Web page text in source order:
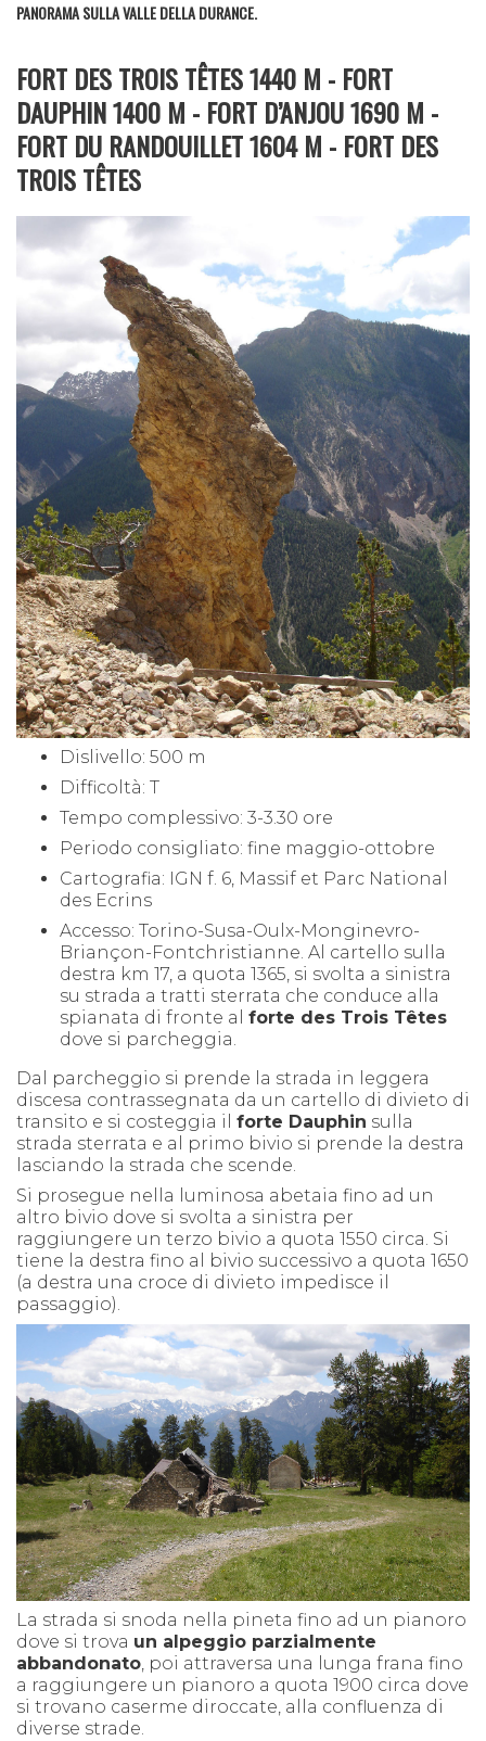
PANORAMA SULLA VALLE DELLA DURANCE.
FORT DES TROIS TÊTES 1440 M - FORT
DAUPHIN 1400 M - FORT D’ANJOU 1690 M -
FORT DU RANDOUILLET 1604 M - FORT DES
TROIS TÊTES
Dislivello: 500 m
Difficoltà: T
Tempo complessivo: 3-3.30 ore
Periodo consigliato: fine maggio-ottobre
Cartografia: IGN f. 6, Massif et Parc National
des Ecrins
Accesso: Torino-Susa-Oulx-Monginevro-
Briançon-Fontchristianne. Al cartello sulla
destra km 17, a quota 1365, si svolta a sinistra
su strada a tratti sterrata che conduce alla
spianata di fronte al forte des Trois Têtes
dove si parcheggia.
Dal parcheggio si prende la strada in leggera
discesa contrassegnata da un cartello di divieto di
transito e si costeggia il forte Dauphin sulla
strada sterrata e al primo bivio si prende la destra
lasciando la strada che scende.
Si prosegue nella luminosa abetaia fino ad un
altro bivio dove si svolta a sinistra per
raggiungere un terzo bivio a quota 1550 circa. Si
tiene la destra fino al bivio successivo a quota 1650
(a destra una croce di divieto impedisce il
passaggio).
La strada si snoda nella pineta fino ad un pianoro
dove si trova un alpeggio parzialmente
abbandonato, poi attraversa una lunga frana fino
a raggiungere un pianoro a quota 1900 circa dove
si trovano caserme diroccate, alla confluenza di
diverse strade.